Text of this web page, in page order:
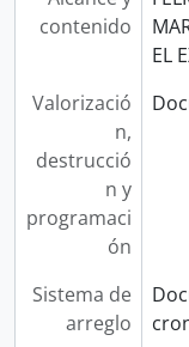
contenido
EL
Valorizació
n,
destrucció
n y
programaci
ón
Sistema de
arreglo